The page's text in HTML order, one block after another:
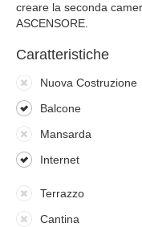
creare la seconda
ASCENSORE.
Caratteristiche
Nuova Costruzione
Balcone
Mansarda
Internet
Terrazzo
Cantina